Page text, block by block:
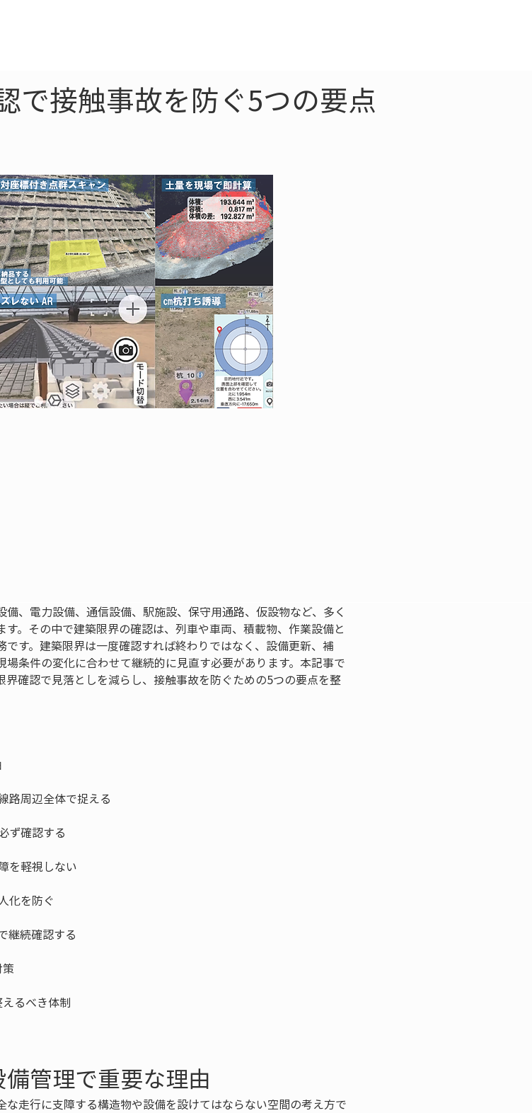
で接触事故を防ぐ5つの要点
、電力設備、通信設備、駅施設、保守用通路、仮設物など、多く
。その中で建築限界の確認は、列車や車両、積載物、作業設備と
す。建築限界は一度確認すれば終わりではなく、設備更新、補
条件の変化に合わせて継続的に見直す必要があります。本記事で
確認で見落としを減らし、接触事故を防ぐための5つの要点を整
管理で重要な理由
走行に支障する構造物や設備を設けてはならない空間の考え方で